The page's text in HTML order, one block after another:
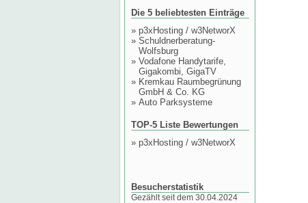
Die 5 beliebtesten Einträge
» p3xHosting / w3NetworX
» Schuldnerberatung-
Wolfsburg
» Vodafone Handytarife,
Gigakombi, GigaTV
» Kremkau Raumbegrünung
GmbH & Co. KG
» Auto Parksysteme
TOP-5 Liste Bewertungen
» p3xHosting / w3NetworX
Besucherstatistik
Gezählt seit dem 30.04.2024